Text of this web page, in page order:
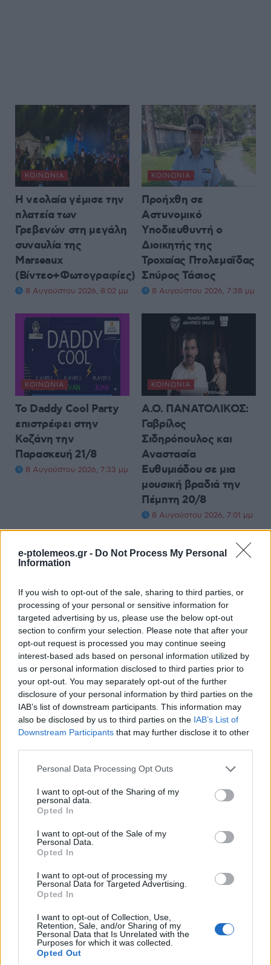
e-ptolemeos.gr - Do Not Process My Personal
Information
If you wish to opt-out of the sale, sharing to third parties, or
processing of your personal or sensitive information for
targeted advertising by us, please use the below opt-out
section to confirm your selection. Please note that after your
opt-out request is processed you may continue seeing
interest-based ads based on personal information utilized by
us or personal information disclosed to third parties prior to
your opt-out. You may separately opt-out of the further
disclosure of your personal information by third parties on the
IAB’s list of downstream participants. This information may
also be disclosed by us to third parties on the IAB’s List of
Downstream Participants that may further disclose it to other
Please note that this website/app uses one or more Google
not limited to your visit or usage behaviour. You may click to
grant or deny consent to Google and its third-party tags to
use your data for below specified purposes in below Google
consent section.
Personal Data Processing Opt Outs
I want to opt-out of the Sharing of my
personal data.
Opted In
I want to opt-out of the Sale of my
Personal Data.
Opted In
I want to opt-out of processing my
Personal Data for Targeted Advertising.
Opted In
I want to opt-out of Collection, Use,
Retention, Sale, and/or Sharing of my
Personal Data that Is Unrelated with the
Purposes for which it was collected.
Opted Out
ΚΟΙΝΩΝΊΑ
Η νεολαία γέμισε την
πλατεία των
Γρεβενών στη μεγάλη
συναυλία της
Marseaux
(Βίντεο+Φωτογραφίες)
8 Αυγούστου 2026, 8:02 μμ
ΚΟΙΝΩΝΊΑ
Προήχθη σε
Αστυνομικό
Υποδιευθυντή ο
Διοικητής της
Τροχαίας Πτολεμαΐδας
Σπύρος Τάσιος
8 Αυγούστου 2026, 7:38 μμ
ΚΟΙΝΩΝΊΑ
Το Daddy Cool Party
επιστρέφει στην
Κοζάνη την
Παρασκευή 21/8
8 Αυγούστου 2026, 7:33 μμ
ΚΟΙΝΩΝΊΑ
Α.Ο. ΠΑΝΑΤΟΛΙΚΟΣ:
Γαβρίλος
Σιδηρόπουλος και
Αναστασία
Ευθυμιάδου σε μια
μουσική βραδιά την
Πέμπτη 20/8
8 Αυγούστου 2026, 7:01 μμ
ΚΟΙΝΩΝΊΑ
Αρχιερατική Θεία
Λειτουργία στη
Βασιλική του Αγίου
Αχιλλίου Πρεσπών για
τα 1.400 χρόνια του
Ακαθίστου Ύμνου
8 Αυγούστου 2026, 6:31 μμ
ΚΟΙΝΩΝΊΑ
“Έφταιγε η
αρκούδα…???” – Ο
Νίκος
Παναγιωτόπουλος για
τη νεκρή αρκούδα
στην Καστοριά
8 Αυγούστου 2026, 6:03 μμ